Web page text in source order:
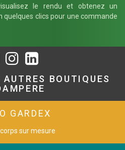
SUIVANT →le rendu et obtenez un
clics pour une commande
BOUTIQUES
GARDEX
sur mesure